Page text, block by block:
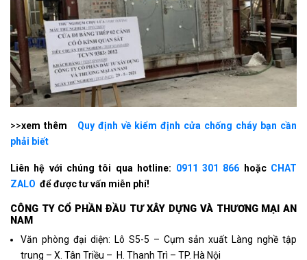
>>xem thêm
Quy định về kiểm định cửa chống cháy bạn cần
phải biết
Liên hệ với chúng tôi qua hotline: 0911 301 866 hoặcCHAT
ZALO để được tư vấn miễn phí!
CÔNG TY CỔ PHẦN ÐẦU TƯ XÂY DỰNG VÀ THƯƠNG MẠI AN
NAM
Văn phòng đại diện: Lô S5-5 – Cụm sản xuất Làng nghề tập
trung – X. Tân Triều – H. Thanh Trì – TP. Hà Nội